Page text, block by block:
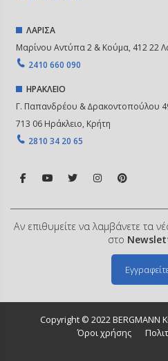
ΛΑΡΙΣΑ
Μαρίνου Αντύπα 2 & Κούμα, 412 22
2410 660 090
ΗΡΑΚΛΕΙΟ
Γ. Παπανδρέου & ∆ρακοντοπούλου
713 06 Ηράκλειο, Κρήτη
2810 34 20 65
Αν επιθυμείτε να λαμβάνετε τα
στο
Copyright © 2022 BERGMANN
Όροι χρήσης